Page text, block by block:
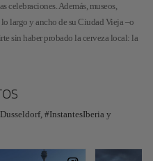
celebraciones. Además, museos,
largo y ancho de su Ciudad Vieja –o
sin haber probado la cerveza local: la
#InstantesIberia y